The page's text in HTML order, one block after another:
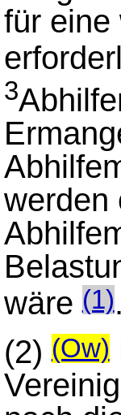
für eine
3
werden
wäre(1).
(2)(Ow)